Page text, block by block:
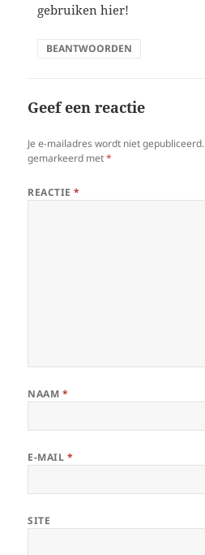
gebruiken hier!
BEANTWOORDEN
Geef een reactie
Je e-mailadres wordt niet gepubliceerd.
gemarkeerd met*
REACTIE*
NAAM *
E-MAIL *
SITE